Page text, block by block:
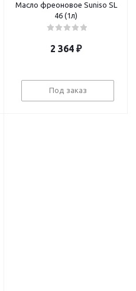
Масло фреоновое Suniso SL
46 (1л)
2 364 ₽
Под заказ